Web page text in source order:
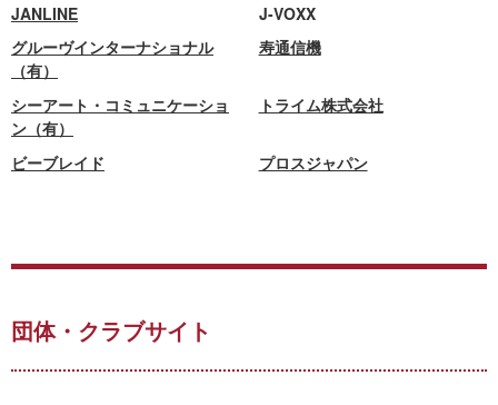
JANLINE
J-VOXX
グルーヴインターナショナル
（有）
寿通信機
シーアート・コミュニケーショ
ン（有）
トライム株式会社
ビーブレイド プロスジャパン
団体・クラブサイト